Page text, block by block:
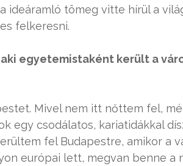
ideáramló tömeg vitte hírül a
felkeresni.
egyetemistaként került a
Mivel nem itt nőttem fel,
egy csodálatos, kariatidákkal
fel Budapestre, amikor a
európai lett, megvan benne a